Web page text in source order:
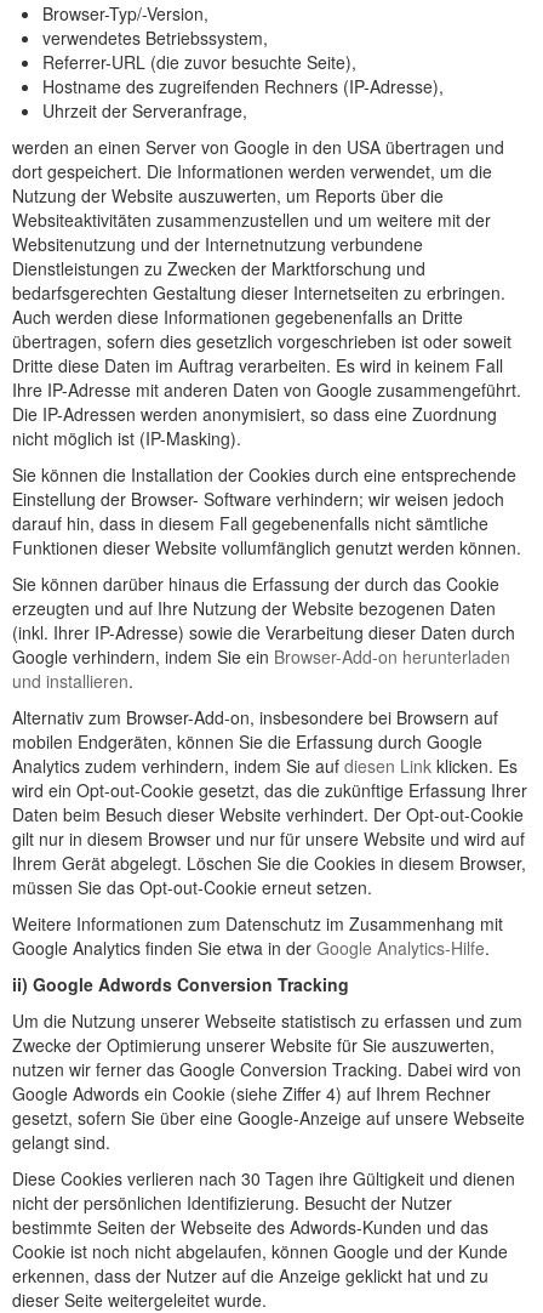
Browser-Typ/-Version,
verwendetes Betriebssystem,
Referrer-URL (die zuvor besuchte Seite),
Hostname des zugreifenden Rechners (IP-Adresse),
Uhrzeit der Serveranfrage,
werden an einen Server von Google in den USA übertragen und
dort gespeichert. Die Informationen werden verwendet, um die
Nutzung der Website auszuwerten, um Reports über die
Websiteaktivitäten zusammenzustellen und um weitere mit der
Websitenutzung und der Internetnutzung verbundene
Dienstleistungen zu Zwecken der Marktforschung und
bedarfsgerechten Gestaltung dieser Internetseiten zu erbringen.
Auch werden diese Informationen gegebenenfalls an Dritte
übertragen, sofern dies gesetzlich vorgeschrieben ist oder soweit
Dritte diese Daten im Auftrag verarbeiten. Es wird in keinem Fall
Ihre IP-Adresse mit anderen Daten von Google zusammengeführt.
Die IP-Adressen werden anonymisiert, so dass eine Zuordnung
nicht möglich ist (IP-Masking).
Sie können die Installation der Cookies durch eine entsprechende
Einstellung der Browser- Software verhindern; wir weisen jedoch
darauf hin, dass in diesem Fall gegebenenfalls nicht sämtliche
Funktionen dieser Website vollumfänglich genutzt werden können.
Sie können darüber hinaus die Erfassung der durch das Cookie
erzeugten und auf Ihre Nutzung der Website bezogenen Daten
(inkl. Ihrer IP-Adresse) sowie die Verarbeitung dieser Daten durch
Google verhindern, indem Sie ein Browser-Add-on herunterladen
und installieren.
Alternativ zum Browser-Add-on, insbesondere bei Browsern auf
mobilen Endgeräten, können Sie die Erfassung durch Google
Analytics zudem verhindern, indem Sie auf diesen Link klicken. Es
wird ein Opt-out-Cookie gesetzt, das die zukünftige Erfassung Ihrer
Daten beim Besuch dieser Website verhindert. Der Opt-out-Cookie
gilt nur in diesem Browser und nur für unsere Website und wird auf
Ihrem Gerät abgelegt. Löschen Sie die Cookies in diesem Browser,
müssen Sie das Opt-out-Cookie erneut setzen.
Weitere Informationen zum Datenschutz im Zusammenhang mit
Google Analytics finden Sie etwa in der Google Analytics-Hilfe.
ii) Google Adwords Conversion Tracking
Um die Nutzung unserer Webseite statistisch zu erfassen und zum
Zwecke der Optimierung unserer Website für Sie auszuwerten,
nutzen wir ferner das Google Conversion Tracking. Dabei wird von
Google Adwords ein Cookie (siehe Ziffer 4) auf Ihrem Rechner
gesetzt, sofern Sie über eine Google-Anzeige auf unsere Webseite
gelangt sind.
Diese Cookies verlieren nach 30 Tagen ihre Gültigkeit und dienen
nicht der persönlichen Identifizierung. Besucht der Nutzer
bestimmte Seiten der Webseite des Adwords-Kunden und das
Cookie ist noch nicht abgelaufen, können Google und der Kunde
erkennen, dass der Nutzer auf die Anzeige geklickt hat und zu
dieser Seite weitergeleitet wurde.